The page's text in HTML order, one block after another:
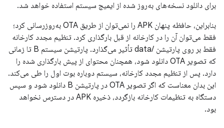
برای دانلود نسخه‌های به‌روز شده از ایمیج سیستم استفاده خواهد شد.
بنابراین، حافظه پنهان APK را نمی‌توان از طریق OTA به‌روزرسانی کرد؛
فقط می‌توان آن را در کارخانه از قبل بارگذاری کرد. تنظیم مجدد کارخانه
فقط بر روی پارتیشن /data تأثیر می‌گذارد. پارتیشن سیستم B تا زمانی
که تصویر OTA دانلود شود، همچنان محتوای از پیش بارگذاری شده را
دارد. پس از تنظیم مجدد کارخانه، سیستم دوباره بوت اول را طی می‌کند.
این بدان معناست که اگر تصویر OTA در پارتیشن B دانلود شود و سپس
دستگاه به تنظیمات کارخانه بازگردد، ذخیره APK در دسترس نخواهد
بود.